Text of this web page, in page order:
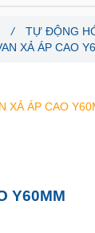
Y60MM
/ TỰ ĐỘNG
XẢ ÁP CAO